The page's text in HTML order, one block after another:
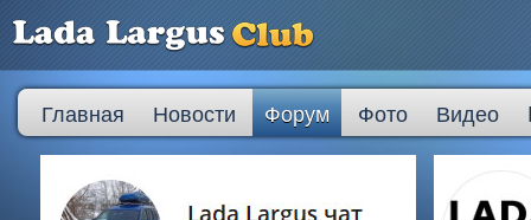
Главная Новости Форум Фото Видео